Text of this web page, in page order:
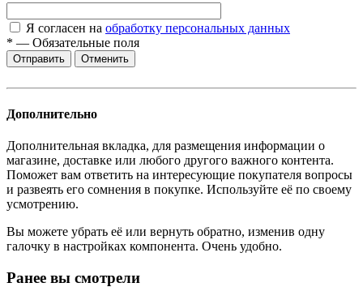
Я согласен на обработку персональных данных
* — Обязательные поля
Отменить
Дополнительно
Дополнительная вкладка, для размещения информации о
магазине, доставке или любого другого важного контента.
Поможет вам ответить на интересующие покупателя вопросы
и развеять его сомнения в покупке. Используйте её по своему
усмотрению.
Вы можете убрать её или вернуть обратно, изменив одну
галочку в настройках компонента. Очень удобно.
Ранее вы смотрели